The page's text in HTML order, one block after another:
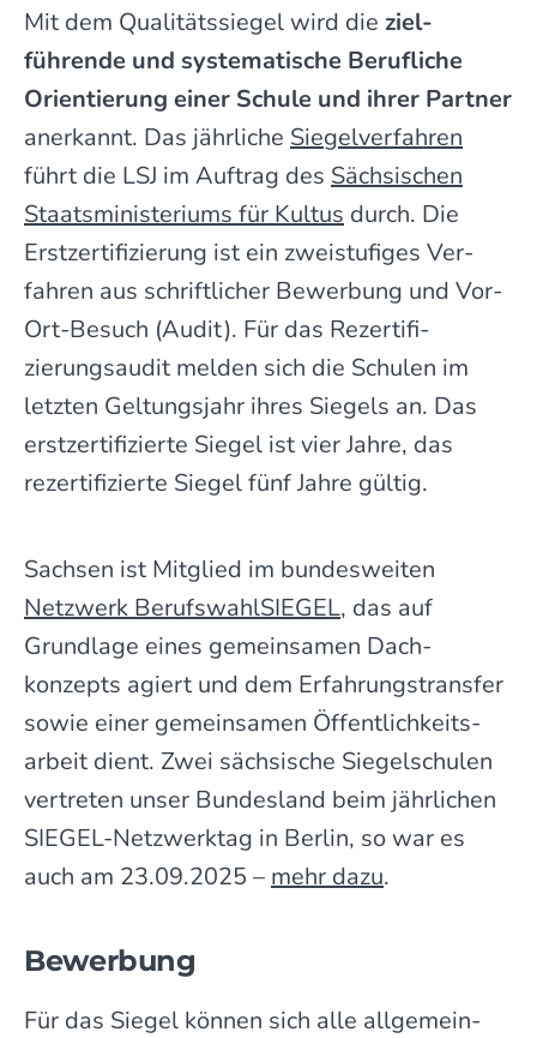
Mit dem Qualitäts­­siegel wird die ziel­­
führende und syste­­ma­tische Beruf­liche
Orien­­tierung einer Schule und ihrer Partner
aner­kannt. Das jähr­liche Siegel­ver­fahren
führt die LSJ im Auf­trag des Sächsischen
Staats­­ministeriums für Kultus durch. Die
Erst­­zerti­fi­­zierung ist ein zwei­­stufiges Ver­­
fahren aus schrift­licher Bewer­bung und Vor-
Ort-Besuch (Audit). Für das Rezerti­fi­­
zierungs­­audit melden sich die Schulen im
letzten Geltungs­­jahr ihres Siegels an. Das
erstzertifizierte Siegel ist vier Jahre, das
rezertifizierte Siegel fünf Jahre gültig.
Sachsen ist Mitglied im bundes­weiten
Netzwerk Berufs­wahl­SIEGEL, das auf
Grund­lage eines gemein­samen Dach­
konzepts agiert und dem Erfahrungs­transfer
sowie einer gemein­samen Öffent­lich­keits­
arbeit dient. Zwei sächsische Siegel­schulen
vertreten unser Bundes­land beim jähr­lichen
SIEGEL-Netz­werk­tag in Berlin, so war es
auch am 23.09.2025 – ­ mehr dazu.
Bewer­bung
Für das Siegel können sich alle allgemein­